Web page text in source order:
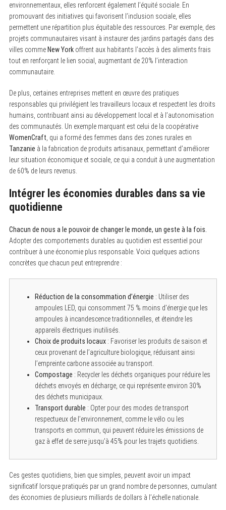
environnementaux, elles renforcent également l’équité sociale. En
promouvant des initiatives qui favorisent l’inclusion sociale, elles
permettent une répartition plus équitable des ressources. Par exemple, des
projets communautaires visant à instaurer des jardins partagés dans des
villes comme New Yorkoffrent aux habitants l’accès à des aliments frais
tout en renforçant le lien social, augmentant de 20% l’interaction
communautaire.
De plus, certaines entreprises mettent en œuvre des pratiques
responsables qui privilégient les travailleurs locaux et respectent les droits
humains, contribuant ainsi au développement local et à l’autonomisation
des communautés. Un exemple marquant est celui de la coopérative
WomenCraft , qui a formé des femmes dans des zones rurales en
Tanzanie à la fabrication de produits artisanaux, permettant d’améliorer
leur situation économique et sociale, ce qui a conduit à une augmentation
de 60% de leurs revenus.
Intégrer les économies durables dans sa vie
quotidienne
Chacun de nous a le pouvoir de changer le monde, un geste à la fois.
Adopter des comportements durables au quotidien est essentiel pour
contribuer à une économie plus responsable. Voici quelques actions
concrètes que chacun peut entreprendre :
Réduction de la consommation d’énergie : Utiliser des
ampoules LED, qui consomment 75 % moins d’énergie que les
ampoules à incandescence traditionnelles, et éteindre les
appareils électriques inutilisés.
Choix de produits locaux: Favoriser les produits de saison et
ceux provenant de l’agriculture biologique, réduisant ainsi
l’empreinte carbone associée au transport.
Compostage : Recycler les déchets organiques pour réduire les
déchets envoyés en décharge, ce qui représente environ 30%
des déchets municipaux.
Transport durable : Opter pour des modes de transport
respectueux de l’environnement, comme le vélo ou les
transports en commun, qui peuvent réduire les émissions de
gaz à effet de serre jusqu’à 45% pour les trajets quotidiens.
Ces gestes quotidiens, bien que simples, peuvent avoir un impact
significatif lorsque pratiqués par un grand nombre de personnes, cumulant
des économies de plusieurs milliards de dollars à l’échelle nationale.
S
e
r
c
h
o
r
: